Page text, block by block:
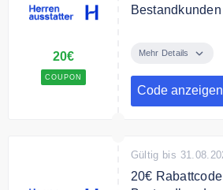
20€
COUPON
Bestandkunden
Kasse und
Bedingungen
Mehr Details
Code anzeigen
Gültig bis
20€